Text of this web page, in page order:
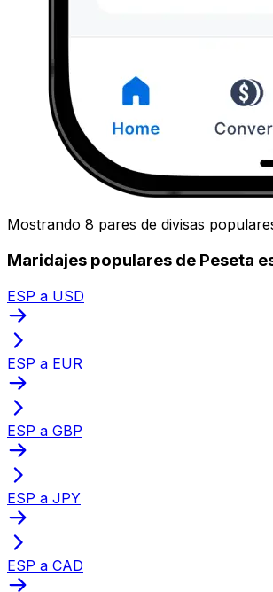
Mostrando 8 pares de divisas
Maridajes populares de Peseta
ESP a USD
ESP a EUR
ESP a GBP
ESP a JPY
ESP a CAD